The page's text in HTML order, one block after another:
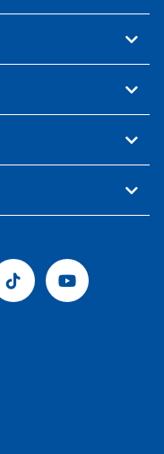
Tiktok Youtube